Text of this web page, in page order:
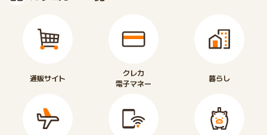
通販サイト
クレカ
電子マネー
暮らし